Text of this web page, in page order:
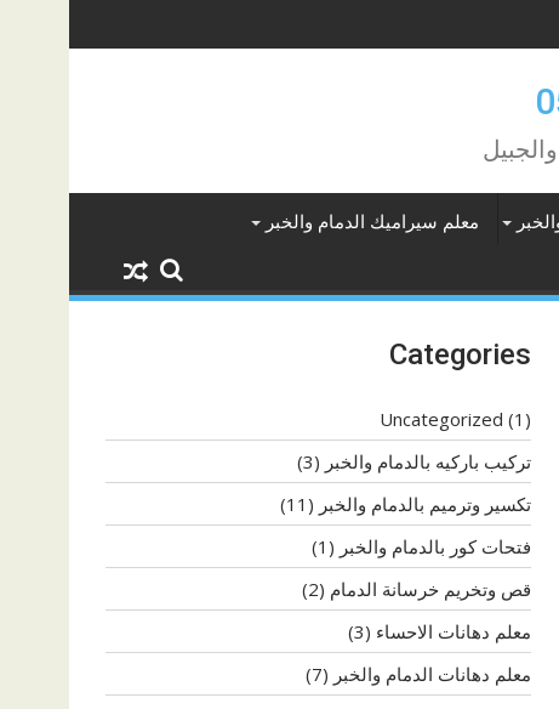
معلم سيراميك الدمام والخبر
Categories
Uncategorized (1)
تركيب باركيه بالدمام والخبر (3)
تكسير وترميم بالدمام والخبر (11)
فتحات كور بالدمام والخبر (1)
قص وتخريم خرسانة الدمام (2)
معلم دهانات الاحساء (3)
معلم دهانات الدمام والخبر (7)